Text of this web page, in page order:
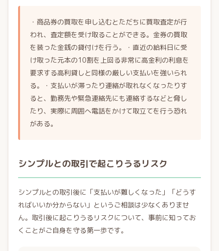
・商品券の買取を申し込むとただちに買取査定が行
われ、査定額を受け取ることができる。金券の買取
を装った金銭の貸付けを行う。・直近の給料日に受
け取った元本の10割を上回る非常に高金利の利息を
要求する高利貸しと同様の厳しい支払いを強いられ
る。・支払いが滞ったり連絡が取れなくなったりす
ると、勤務先や緊急連絡先にも連絡するなどと脅し
たり、実際に周囲へ電話をかけて取立てを行う恐れ
がある。
シンプルとの取引で起こりうるリスク
シンプルとの取引後に「支払いが難しくなった」「どうす
ればいいか分からない」というご相談は少なくありませ
ん。取引後に起こりうるリスクについて、事前に知ってお
くことがご自身を守る第一歩です。